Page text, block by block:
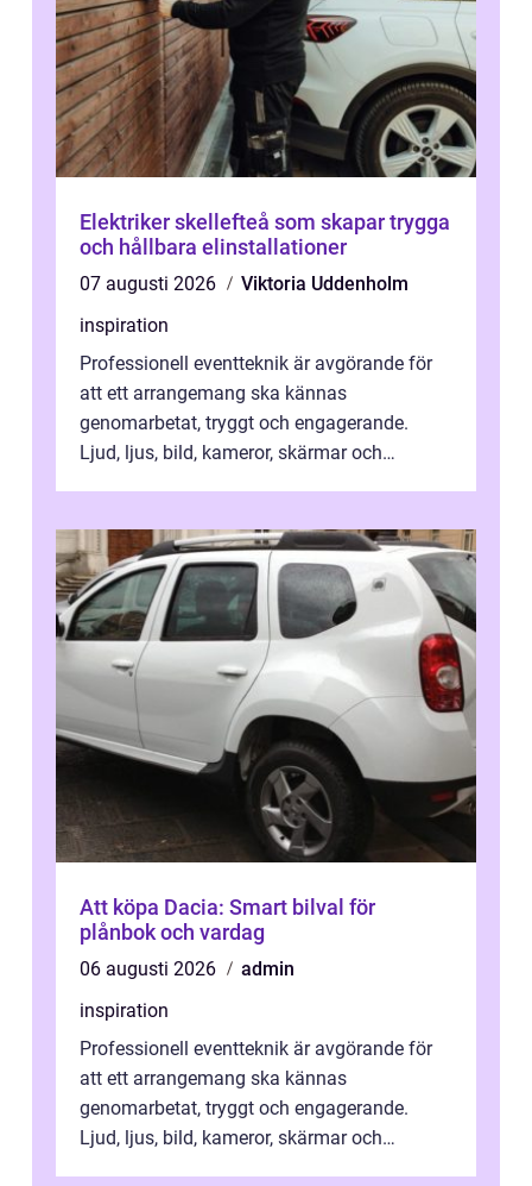
Elektriker skellefteå som skapar trygga
och hållbara elinstallationer
07 augusti 2026
Viktoria Uddenholm
inspiration
Professionell eventteknik är avgörande för
att ett arrangemang ska kännas
genomarbetat, tryggt och engagerande.
Ljud, ljus, bild, kameror, skärmar och
Att köpa Dacia: Smart bilval för
plånbok och vardag
06 augusti 2026
admin
inspiration
Professionell eventteknik är avgörande för
att ett arrangemang ska kännas
genomarbetat, tryggt och engagerande.
Ljud, ljus, bild, kameror, skärmar och